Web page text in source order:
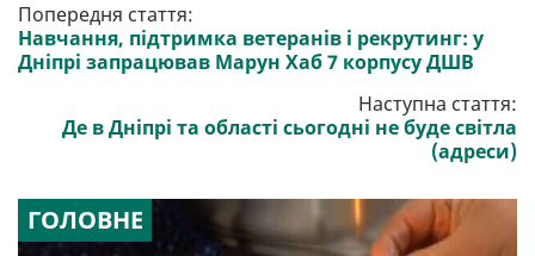
Попередня стаття:
Навчання, підтримка ветеранів і рекрутинг: у
Дніпрі запрацював Марун Хаб 7 корпусу ДШВ
Наступна стаття:
Де в Дніпрі та області сьогодні не буде світла
(адреси)
ГОЛОВНЕ